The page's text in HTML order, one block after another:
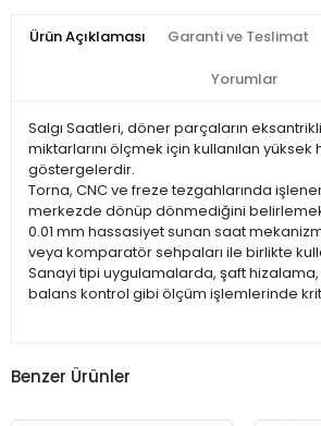
Ürün Açıklaması Garanti ve Teslimat
Yorumlar
Salgı Saatleri, döner parçaların
miktarlarını ölçmek için kullanılan
göstergelerdir.
Torna, CNC ve freze tezgahlarında
merkezde dönüp dönmediğini belirlemek
0.01 mm hassasiyet sunan saat
veya komparatör sehpaları ile birlikte
Sanayi tipi uygulamalarda, şaft
balans kontrol gibi ölçüm işlemlerinde
Benzer Ürünler